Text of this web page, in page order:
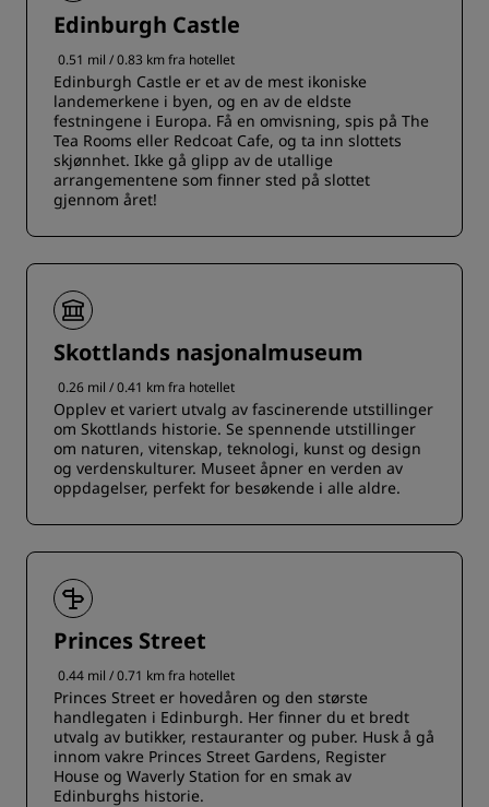
Edinburgh Castle
0.51 mil / 0.83 km fra hotellet
Edinburgh Castle er et av de mest ikoniske
landemerkene i byen, og en av de eldste
festningene i Europa. Få en omvisning, spis på The
Tea Rooms eller Redcoat Cafe, og ta inn slottets
skjønnhet. Ikke gå glipp av de utallige
arrangementene som finner sted på slottet
gjennom året!
Skottlands nasjonalmuseum
0.26 mil / 0.41 km fra hotellet
Opplev et variert utvalg av fascinerende utstillinger
om Skottlands historie. Se spennende utstillinger
om naturen, vitenskap, teknologi, kunst og design
og verdenskulturer. Museet åpner en verden av
oppdagelser, perfekt for besøkende i alle aldre.
Princes Street
0.44 mil / 0.71 km fra hotellet
Princes Street er hovedåren og den største
handlegaten i Edinburgh. Her finner du et bredt
utvalg av butikker, restauranter og puber. Husk å gå
innom vakre Princes Street Gardens, Register
House og Waverly Station for en smak av
Edinburghs historie.